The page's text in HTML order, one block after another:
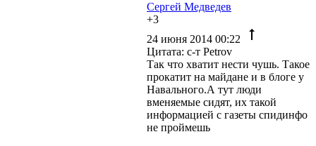
Сергей Медведев
+3
24 июня 2014 00:22
Цитата: с-т Petrov
Так что хватит нести чушь. Такое
прокатит на майдане и в блоге у
Навального.А тут люди
вменяемые сидят, их такой
информацией с газеты спидинфо
не проймешь